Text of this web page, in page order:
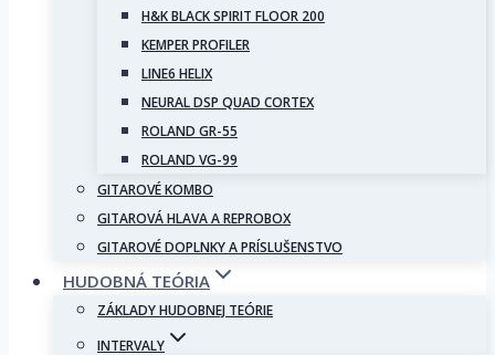
H&K BLACK SPIRIT FLOOR 200
KEMPER PROFILER
LINE6 HELIX
NEURAL DSP QUAD CORTEX
ROLAND GR-55
ROLAND VG-99
GITAROVÉ KOMBO
GITAROVÁ HLAVA A REPROBOX
GITAROVÉ DOPLNKY A PRÍSLUŠENSTVO
HUDOBNÁ TEÓRIA
ZÁKLADY HUDOBNEJ TEÓRIE
INTERVALY